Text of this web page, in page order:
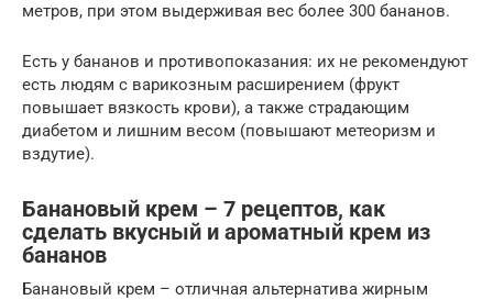
метров, при этом выдерживая вес более 300 бананов.
Есть у бананов и противопоказания: их не рекомендуют
есть людям с варикозным расширением (фрукт
повышает вязкость крови), а также страдающим
диабетом и лишним весом (повышают метеоризм и
вздутие).
Банановый крем – 7 рецептов, как
сделать вкусный и ароматный крем из
бананов
Банановый крем – отличная альтернатива жирным